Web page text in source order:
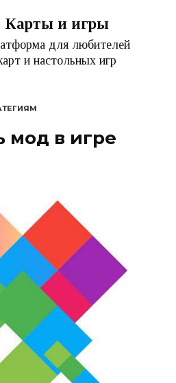
Карты и игры
для любителей
и настольных игр
мод в игре